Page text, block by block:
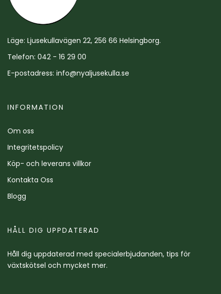
Läge: Ljusekullavägen 22, 256 66 Helsingborg.
Telefon: 042 - 16 29 00
E-postadress: info@nyaljusekulla.se
INFORMATION
Om oss
Integritetspolicy
Köp- och leverans villkor
Kontakta Oss
Blogg
HÅLL DIG UPPDATERAD
Håll dig uppdaterad med specialerbjudanden, tips för
växtskötsel och mycket mer.